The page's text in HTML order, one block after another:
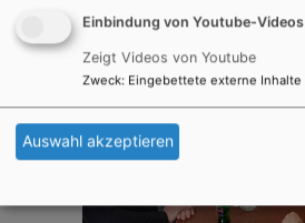
Einbindung von Youtube-Videos
Zeigt Videos von Youtube
Zweck: Eingebettete externe Inhalte
Auswahl akzeptieren